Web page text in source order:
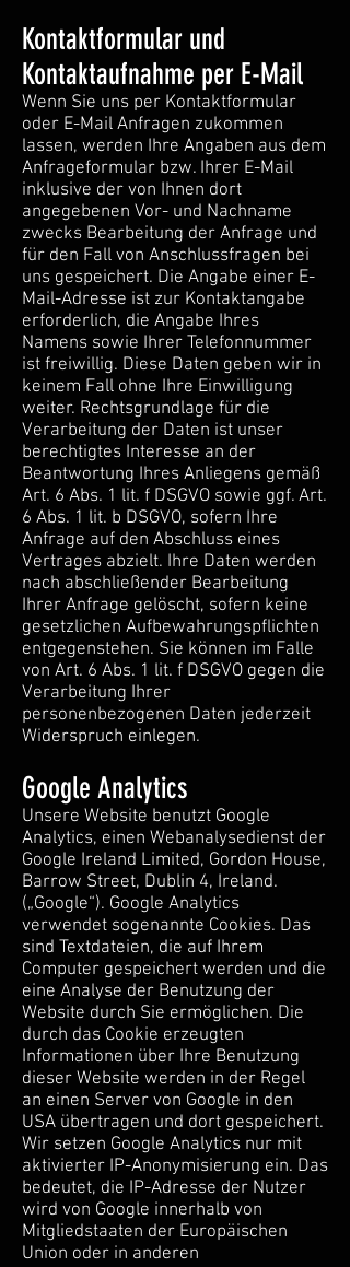
Kontaktformular und
Kontaktaufnahme per E-Mail
Wenn Sie uns per Kontaktformular
oder E-Mail Anfragen zukommen
lassen, werden Ihre Angaben aus dem
Anfrageformular bzw. Ihrer E-Mail
inklusive der von Ihnen dort
angegebenen Vor- und Nachname
zwecks Bearbeitung der Anfrage und
für den Fall von Anschlussfragen bei
uns gespeichert. Die Angabe einer E-
Mail-Adresse ist zur Kontaktangabe
erforderlich, die Angabe Ihres
Namens sowie Ihrer Telefonnummer
ist freiwillig. Diese Daten geben wir in
keinem Fall ohne Ihre Einwilligung
weiter. Rechtsgrundlage für die
Verarbeitung der Daten ist unser
berechtigtes Interesse an der
Beantwortung Ihres Anliegens gemäß
Art. 6 Abs. 1 lit. f DSGVO sowie ggf. Art.
6 Abs. 1 lit. b DSGVO, sofern Ihre
Anfrage auf den Abschluss eines
Vertrages abzielt. Ihre Daten werden
nach abschließender Bearbeitung
Ihrer Anfrage gelöscht, sofern keine
gesetzlichen Aufbewahrungspflichten
entgegenstehen. Sie können im Falle
von Art. 6 Abs. 1 lit. f DSGVO gegen die
Verarbeitung Ihrer
personenbezogenen Daten jederzeit
Widerspruch einlegen.
Google Analytics
Unsere Website benutzt Google
Analytics, einen Webanalysedienst der
Google Ireland Limited, Gordon House,
Barrow Street, Dublin 4, Ireland.
(„Google“). Google Analytics
verwendet sogenannte Cookies. Das
sind Textdateien, die auf Ihrem
Computer gespeichert werden und die
eine Analyse der Benutzung der
Website durch Sie ermöglichen. Die
durch das Cookie erzeugten
Informationen über Ihre Benutzung
dieser Website werden in der Regel
an einen Server von Google in den
USA übertragen und dort gespeichert.
Wir setzen Google Analytics nur mit
aktivierter IP-Anonymisierung ein. Das
bedeutet, die IP-Adresse der Nutzer
wird von Google innerhalb von
Mitgliedstaaten der Europäischen
Union oder in anderen